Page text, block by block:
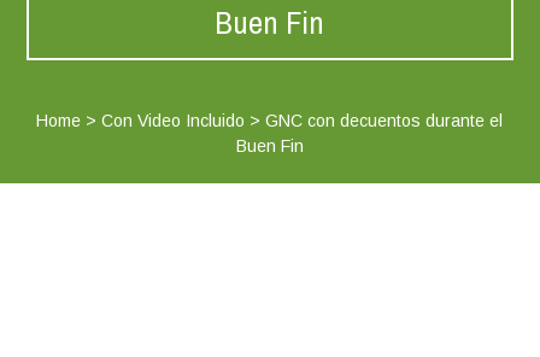
Buen Fin
Home >Con Video Incluido >GNC con decuentos durante el
Buen Fin